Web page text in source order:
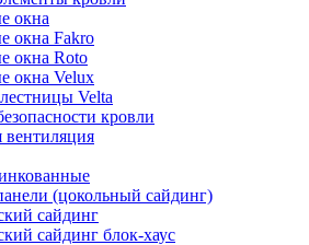
окна
окна Fakro
окна Roto
окна Velux
Velta
кровли
вентиляция
(цокольный сайдинг)
сайдинг
сайдинг блок-хаус